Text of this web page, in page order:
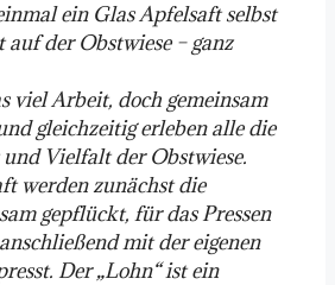
ein Glas Apfelsaft selbst
auf der Obstwiese – ganz
viel Arbeit, doch gemeinsam
gleichzeitig erleben alle die
Vielfalt der Obstwiese.
werden zunächst die
gepflückt, für das Pressen
mit der eigenen
Der „Lohn“ ist ein